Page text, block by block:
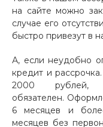
на сайте можно
случае его
быстро привезут в
А, если неудобно
кредит и
2000 рублей,
обязателен.
6 месяцев и
месяцев без